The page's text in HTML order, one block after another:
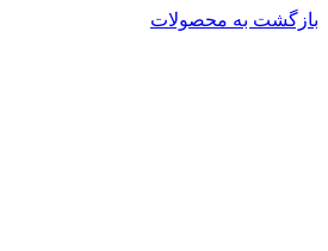
بازگشت به محصولات